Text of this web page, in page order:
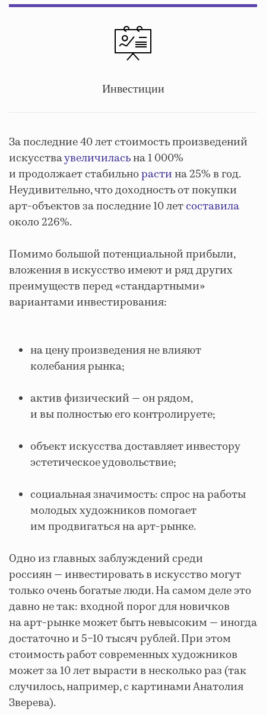
Инвестиции
За последние 40 лет стоимость произведений
искусстваувеличиласьна 1 000%
и продолжает стабильнорастина 25% в год.
Неудивительно, что доходность от покупки
арт-объектов за последние 10 летсоставила
около 226%.
Помимо большой потенциальной прибыли,
вложения в искусство имеют и ряд других
преимуществ перед «стандартными»
вариантами инвестирования:
на цену произведения не влияют
колебания рынка;
актив физический — он рядом,
и вы полностью его контролируете;
объект искусства доставляет инвестору
эстетическое удовольствие;
социальная значимость: спрос на работы
молодых художников помогает
им продвигаться на арт-рынке.
Одно из главных заблуждений среди
россиян — инвестировать в искусство могут
только очень богатые люди. На самом деле это
давно не так: входной порог для новичков
на арт-рынке может быть невысоким — иногда
достаточно и 5−10 тысяч рублей. При этом
стоимость работ современных художников
может за 10 лет вырасти в несколько раз (так
случилось, например, с картинами Анатолия
Зверева).